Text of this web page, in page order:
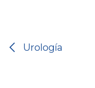
Urología